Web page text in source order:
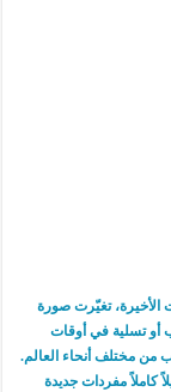
الأخيرة، تغيّرت صورة
أو تسلية في أوقات
من مختلف أنحاء العالم.
كاملاً مفردات جديدة